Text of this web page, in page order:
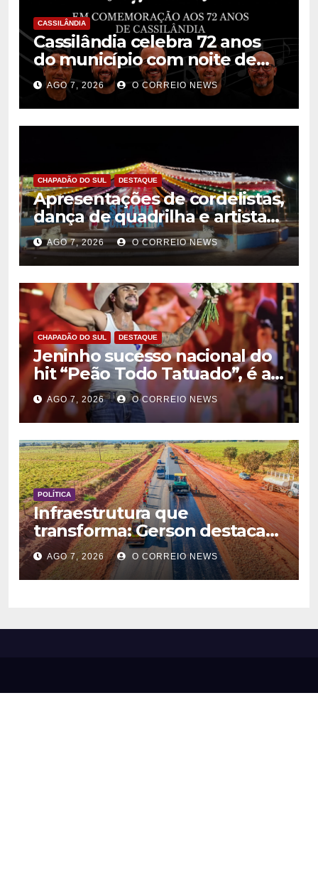
CASSILÂNDIA
Cassilândia celebra 72 anos
do município com noite de
música, cultura e interação na
Praça São José
AGO 7, 2026 O CORREIO NEWS
CHAPADÃO DO SUL DESTAQUE
Apresentações de cordelistas,
dança de quadrilha e artistas
da casa marcam abertura da
Semana Nordestina em
Chapadão do Sul
AGO 7, 2026 O CORREIO NEWS
CHAPADÃO DO SUL DESTAQUE
Jeninho sucesso nacional do
hit “Peão Todo Tatuado”, é a
principal atração desta sexta-
feira (7) da Semana
Nordestina de Chapadão do
Sul
AGO 7, 2026 O CORREIO NEWS
POLÍTICA
Infraestrutura que
transforma: Gerson destaca
impacto das obras rodoviárias
no desenvolvimento e na
qualidade de vida em MS
AGO 7, 2026 O CORREIO NEWS